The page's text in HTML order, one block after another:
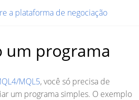
a plataforma de negociação
um programa
MQL5, você só precisa de
um programa simples. O exemplo